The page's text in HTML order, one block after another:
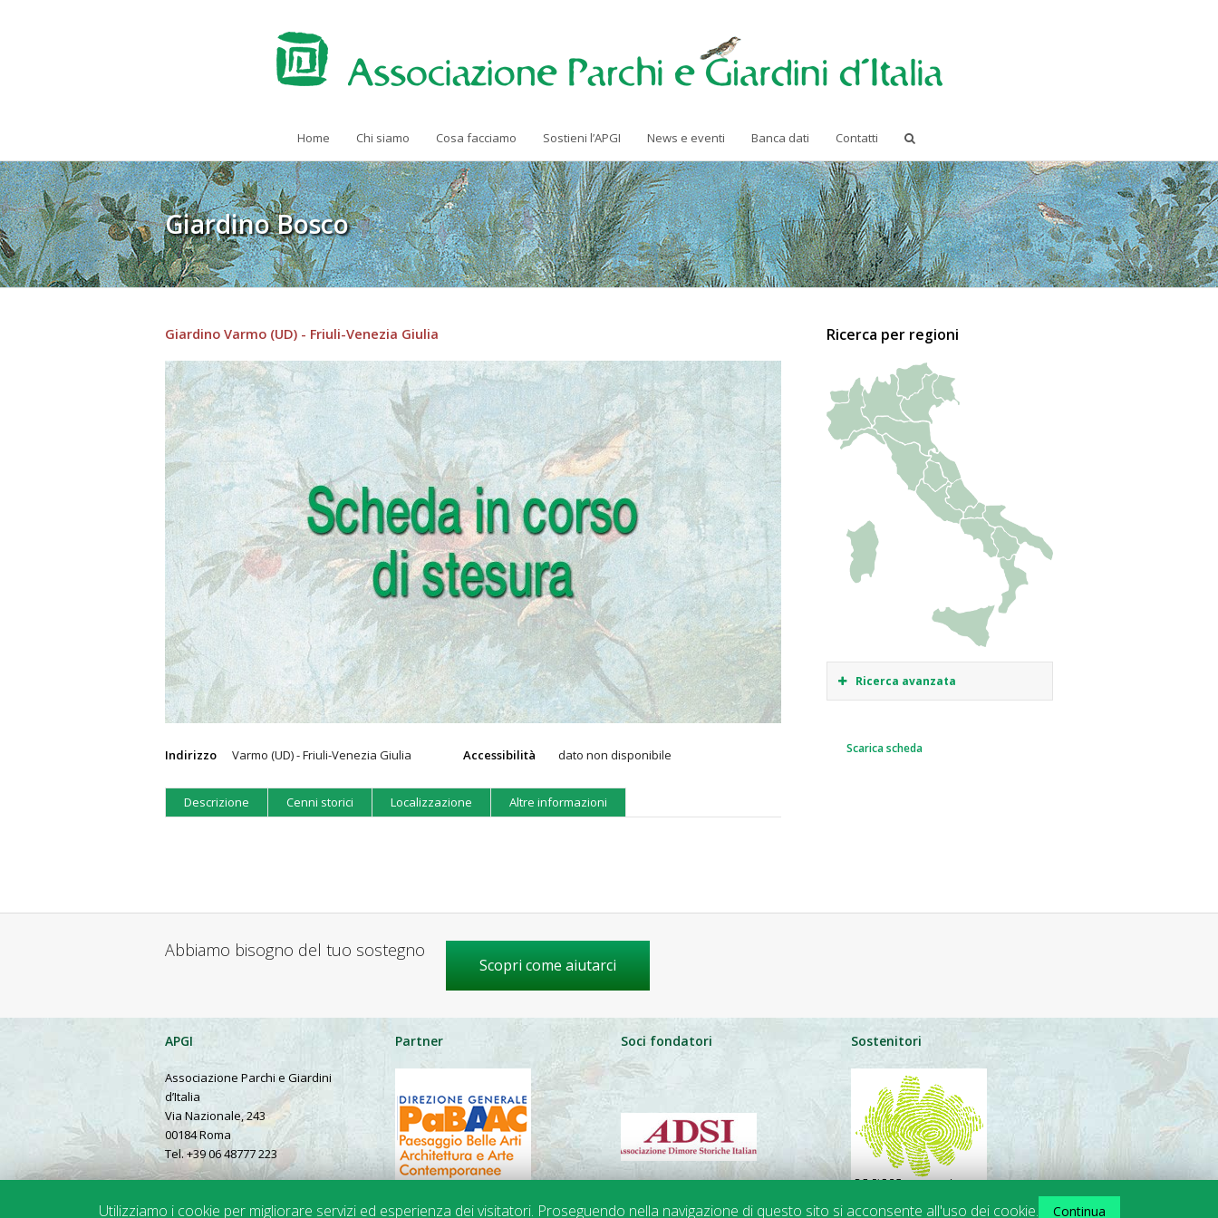
Home Chi siamo Cosa facciamo Sostieni l’APGI News e eventi Banca dati Contatti
Giardino Bosco
Giardino Varmo (UD) - Friuli-Venezia Giulia
Indirizzo Varmo (UD) - Friuli-Venezia Giulia Accessibilità dato non disponibile
Descrizione Cenni storici Localizzazione Altre informazioni
Ricerca per regioni
Ricerca avanzata
Scarica scheda
Abbiamo bisogno del tuo sostegno
Scopri come aiutarci
APGI
Associazione Parchi e Giardini
d’Italia
Via Nazionale, 243
00184 Roma
Tel. +39 06 48777 223
Partner Soci fondatori Sostenitori
Utilizziamo i cookie per migliorare servizi ed esperienza dei visitatori. Proseguendo nella navigazione di questo sito si acconsente all'uso dei cookie. Continua